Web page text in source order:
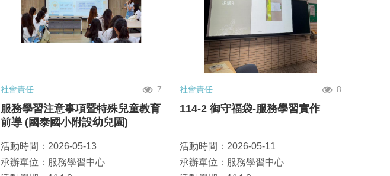
社會責任 7
服務學習注意事項暨特殊兒童教育
前導 (國泰國小附設幼兒園)
活動時間：2026-05-13
承辦單位：服務學習中心
社會責任 8
114-2 御守福袋-服務學習實作
活動時間：2026-05-11
承辦單位：服務學習中心